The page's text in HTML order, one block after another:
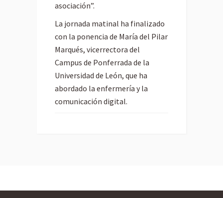
asociación”.
La jornada matinal ha finalizado
con la ponencia de María del Pilar
Marqués, vicerrectora del
Campus de Ponferrada de la
Universidad de León, que ha
abordado la enfermería y la
comunicación digital.